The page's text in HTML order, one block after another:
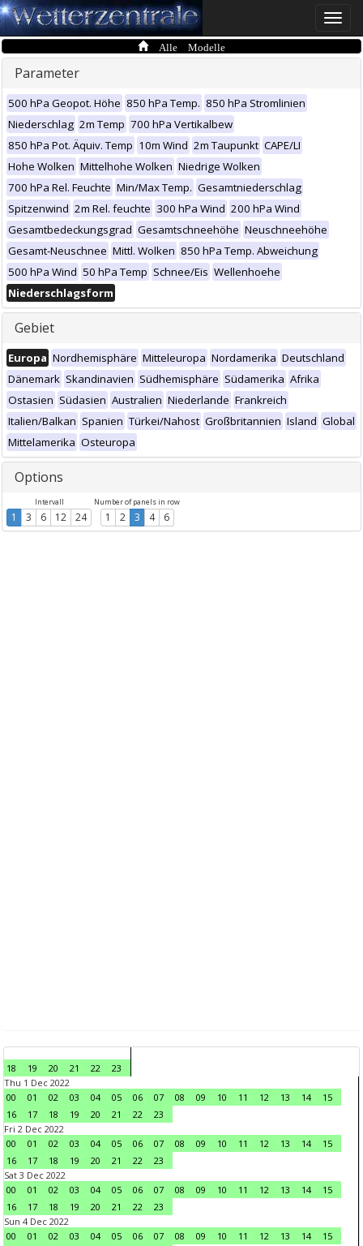
Toggle
Alle Modelle
Parameter
500 hPa Geopot. Höhe 850 hPa Temp. 850 hPa Stromlinien
Niederschlag 2m Temp 700 hPa Vertikalbew
850 hPa Pot. Äquiv. Temp 10m Wind 2m Taupunkt CAPE/LI
Hohe Wolken Mittelhohe Wolken Niedrige Wolken
700 hPa Rel. Feuchte Min/Max Temp. Gesamtniederschlag
Spitzenwind 2m Rel. feuchte 300 hPa Wind 200 hPa Wind
Gesamtbedeckungsgrad Gesamtschneehöhe Neuschneehöhe
Gesamt-Neuschnee Mittl. Wolken 850 hPa Temp. Abweichung
500 hPa Wind 50 hPa Temp Schnee/Eis Wellenhoehe
Niederschlagsform
Gebiet
Europa Nordhemisphäre Mitteleuropa Nordamerika Deutschland
Dänemark Skandinavien Südhemisphäre Südamerika Afrika
Ostasien Südasien Australien Niederlande Frankreich
Italien/Balkan Spanien Türkei/Nahost Großbritannien Island Global
Mittelamerika Osteuropa
Options
Intervall
1 3 6 12 24
Number of panels in row
1 2 3 4 6
18 19 20 21 22
23
Thu 1 Dec 2022
00
01 02 03 04 05 06 07 08 09 10 11 12 13 14
15
16
17 18 19 20 21 22
23
Fri 2 Dec 2022
00
01 02 03 04 05 06 07 08 09 10 11 12 13 14
15
16
17 18 19 20 21 22
23
Sat 3 Dec 2022
00
01 02 03 04 05 06 07 08 09 10 11 12 13 14
15
16
17 18 19 20 21 22
23
Sun 4 Dec 2022
00
01 02 03 04 05 06 07 08 09 10 11 12 13 14
15